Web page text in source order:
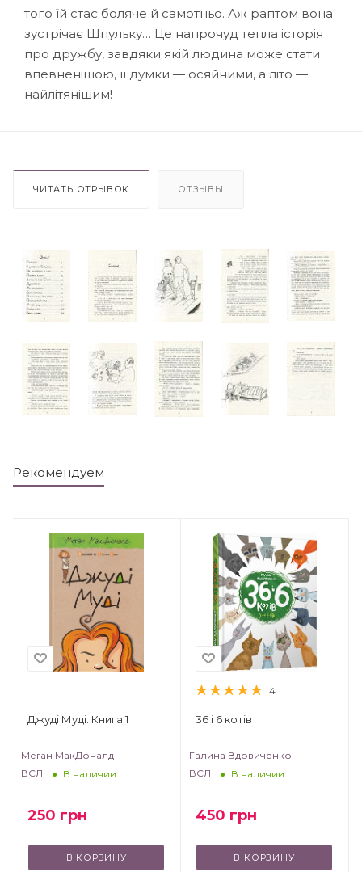
того їй стає боляче й самотньо. Аж раптом вона
зустрічає Шпульку… Це напрочуд тепла історія
про дружбу, завдяки якій людина може стати
впевненішою, її думки — осяйними, а літо —
найлітянішим!
ЧИТАТЬ ОТРЫВОК ОТЗЫВЫ
Рекомендуем
Джуді Муді. Книга 1
Меґан МакДоналд
ВСЛ
В наличии
250 грн
В КОРЗИНУ
4
36 і 6 котів
Галина Вдовиченко
ВСЛ
В наличии
450 грн
В КОРЗИНУ